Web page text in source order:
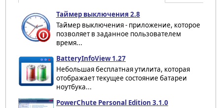
Таймер выключения 2.8
Таймер выключения - приложение, которое
позволяет в заданное пользователем
время...
BatteryInfoView 1.27
Небольшая бесплатная утилита, которая
отображает текущее состояние батареи
ноутбука...
PowerChute Personal Edition 3.1.0